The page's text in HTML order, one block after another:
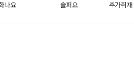
나요 슬퍼요 추가취